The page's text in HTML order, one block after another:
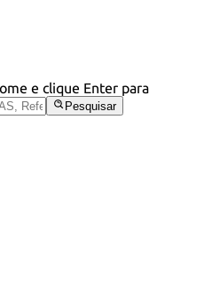
e clique Enter para
Pesquisar